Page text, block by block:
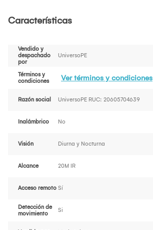
Características
Vendido y
despachado
por
UniversoPE
Términos y
condiciones
Ver términos y condiciones
Razón social UniversoPE RUC: 20605704639
Inalámbrico No
Visión Diurna y Nocturna
Alcance 20M IR
Acceso remoto Sí
Detección de
movimiento
Si